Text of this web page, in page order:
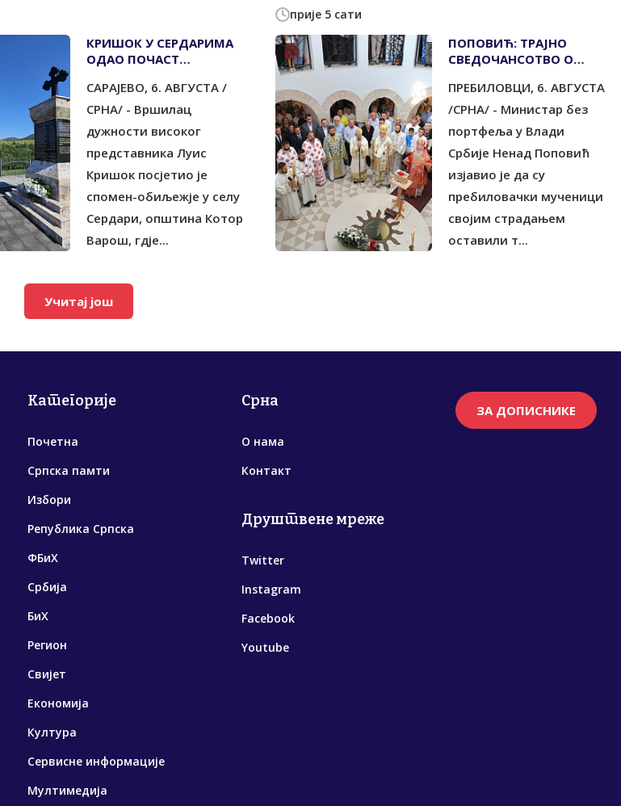
КРИШОК У СЕРДАРИМА
ОДАО ПОЧАСТ
ЦИВИЛИМА
САРАЈЕВО, 6. АВГУСТА /
СРНА/ - Вршилац
дужности високог
представника Луис
Кришок посјетио је
спомен-обиљежје у селу
Сердари, општина Котор
Варош, гдје...
прије 5 сати
ПОПОВИЋ: ТРАЈНО
СВЕДОЧАНСОТВО О
НЕПОКОЛЕБЉИВОСТИ
ПРЕБИЛОВЦИ, 6. АВГУСТА
/СРНА/ - Министар без
портфеља у Влади
Србије Ненад Поповић
изјавио је да су
пребиловачки мученици
својим страдањем
оставили т...
Учитај још
Категорије
Почетна
Српска памти
Избори
Република Српска
ФБиХ
Србија
БиХ
Регион
Свијет
Економија
Култура
Сервисне информације
Мултимедија
Срна
О нама
Контакт
Друштвене мреже
Twitter
Instagram
Facebook
Youtube
ЗА ДОПИСНИКЕ